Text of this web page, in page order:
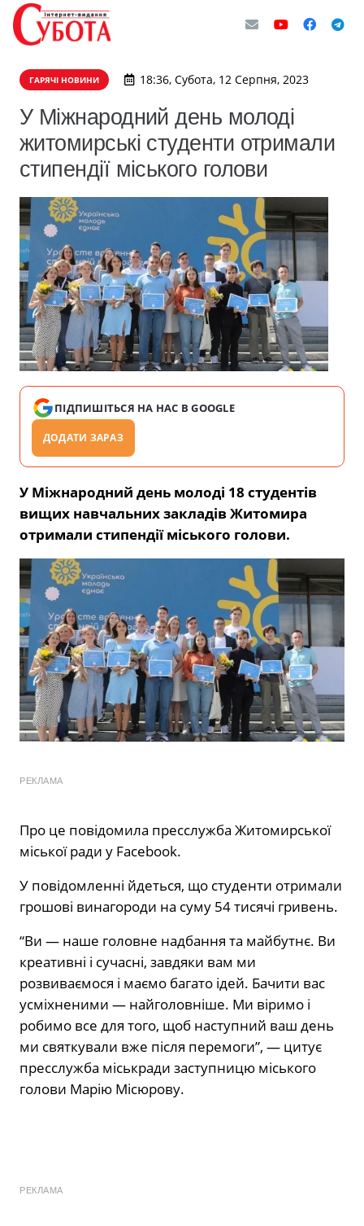
ГАРЯЧІ НОВИНИ 18:36, Субота, 12 Серпня, 2023
У Міжнародний день молоді
житомирські студенти отримали
стипендії міського голови
ПІДПИШІТЬСЯ НА НАС В GOOGLE
ДОДАТИ ЗАРАЗ
У Міжнародний день молоді 18 студентів
вищих навчальних закладів Житомира
отримали стипендії міського голови.
РЕКЛАМА
Про це повідомила пресслужба Житомирської
міської ради у Facebook.
У повідомленні йдеться, що студенти отримали
грошові винагороди на суму 54 тисячі гривень.
“Ви — наше головне надбання та майбутнє. Ви
креативні і сучасні, завдяки вам ми
розвиваємося і маємо багато ідей. Бачити вас
усміхненими — найголовніше. Ми віримо і
робимо все для того, щоб наступний ваш день
ми святкували вже після перемоги”, — цитує
пресслужба міськради заступницю міського
голови Марію Місюрову.
РЕКЛАМА